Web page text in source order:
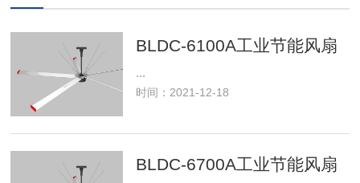
BLDC-6100A工业节能风扇
...
时间：2021-12-18
BLDC-6700A工业节能风扇